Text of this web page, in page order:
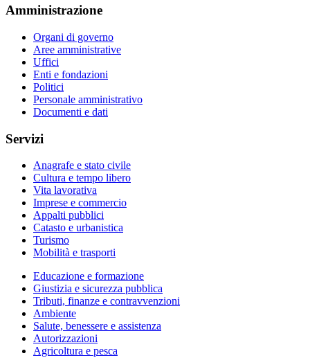
Amministrazione
Organi di governo
Aree amministrative
Uffici
Enti e fondazioni
Politici
Personale amministrativo
Documenti e dati
Servizi
Anagrafe e stato civile
Cultura e tempo libero
Vita lavorativa
Imprese e commercio
Appalti pubblici
Catasto e urbanistica
Turismo
Mobilità e trasporti
Educazione e formazione
Giustizia e sicurezza pubblica
Tributi, finanze e contravvenzioni
Ambiente
Salute, benessere e assistenza
Autorizzazioni
Agricoltura e pesca